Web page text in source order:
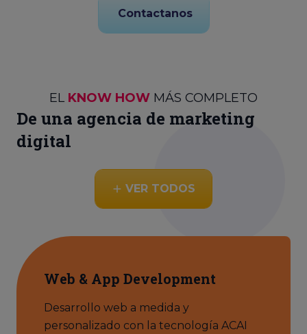
Contactanos
EL KNOW HOW MÁS COMPLETO
De una agencia de marketing
digital
VER TODOS
Web & App Development
Desarrollo web a medida y
personalizado con la tecnología ACAI